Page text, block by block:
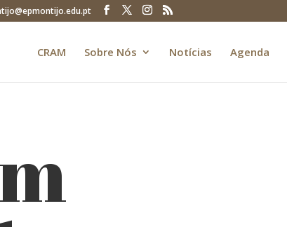
CRAM Sobre Nós Notícias Agenda